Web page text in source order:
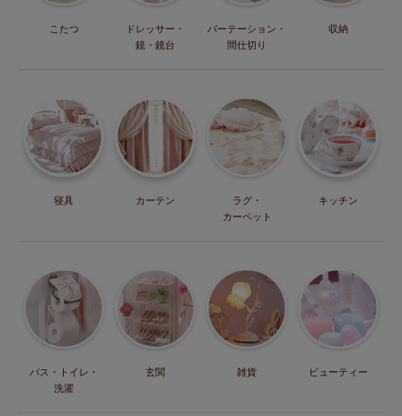
こたつ
ドレッサー・
鏡・鏡台
パーテーション・
間仕切り
収納
寝具 カーテン
ラグ・
カーペット
キッチン
バス・トイレ・
洗濯
玄関 雑貨 ビューティー